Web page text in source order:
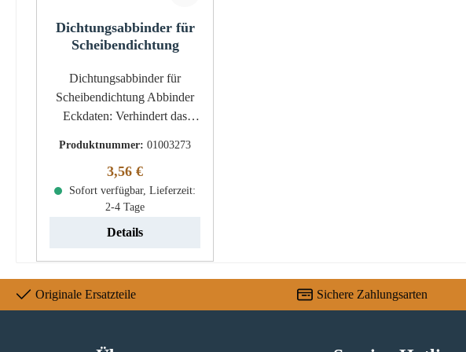
Dichtungsabbinder für
Scheibendichtung
Dichtungsabbinder für
Scheibendichtung Abbinder
Eckdaten: Verhindert das
x 25 mm pro Steifen
feuerfester Abbinder Farbe
schwarz 2 Streifen
Produktnummer:01003273
Regulärer Preis:
3,56 €
Sofort verfügbar, Lieferzeit:
2-4 Tage
Details
Originale Ersatzteile Sichere Zahlungsarten